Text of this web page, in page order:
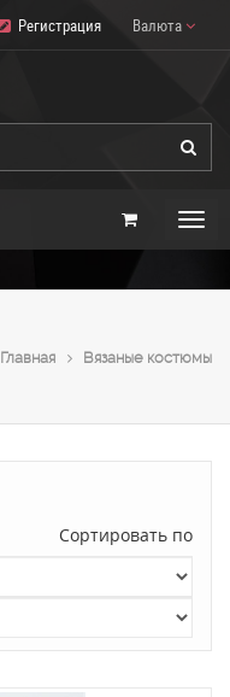
Валюта
Регистрация
Главная Вязаные костюмы
Сортировать по